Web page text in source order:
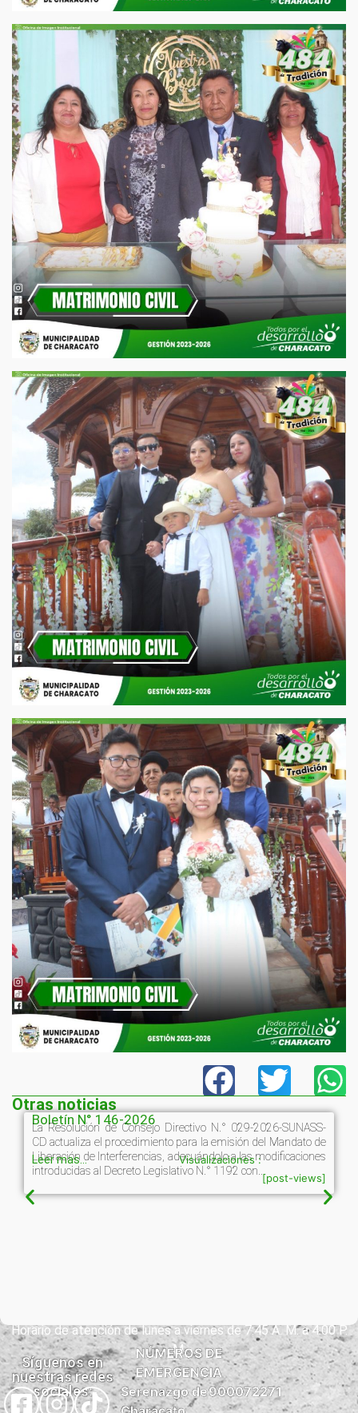
Otras noticias
Boletín N° 146-2026
La Resolución de Consejo Directivo N.° 029-2026-SUNASS-
CD actualiza el procedimiento para la emisión del Mandato de
Liberación de Interferencias, adecuándolo a las modificaciones
introducidas al Decreto Legislativo N.° 1192 con...
Leer mas...
Visualizaciones :
[post-views]
Horario de atención de lunes a viernes de 7:45 A. M. a 4:00 P.
M.
Síguenos en
nuestras redes
sociales:
NÚMEROS DE
EMERGENCIA
Serenazgo de900072271